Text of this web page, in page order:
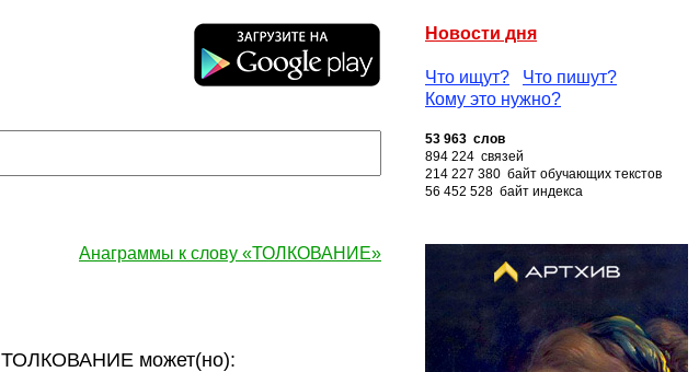
Новости дня
Что ищут?
Что пишут?
Кому это нужно?
53 963 слов
894 224 связей
214 227 380 байт обучающих текстов
56 452 528 байт индекса
Анаграммы к слову «ТОЛКОВАНИЕ»
ТОЛКОВАНИЕ может(но):